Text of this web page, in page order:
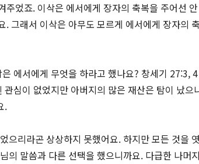
었죠. 이삭은 에서에게 장자의 축복을 주어선
그래서 이삭은 아무도 모르게 에서에게 장자의
에서에게 무엇을 하라고 했나요? 창세기 27:3,
심이 없었지만 아버지의 많은 재산은 탐이 났으
.
으리라곤 상상하지 못했어요. 하지만 모든 것을
의 말씀과 다른 선택을 했으니까요. 다급한 나머